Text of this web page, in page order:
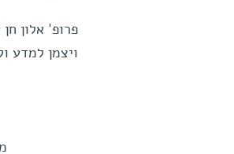
פרופ' אלון
ויצמן למדע